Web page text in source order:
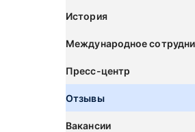
История
Международное
Пресс-центр
Отзывы
Вакансии